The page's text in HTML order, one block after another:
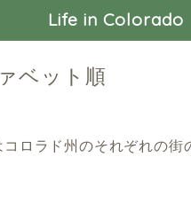
Life in Colorado
ベット順
コロラド州のそれぞれの街